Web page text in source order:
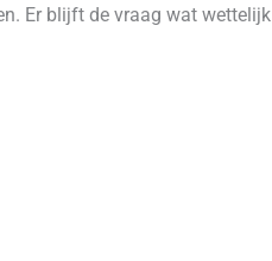
Er blijft de vraag wat wettelijk